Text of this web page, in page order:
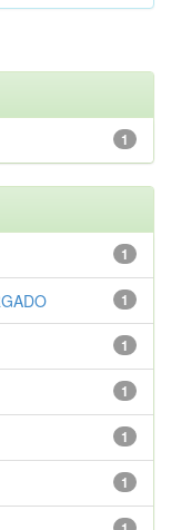
1
1
1
1
1
1
1